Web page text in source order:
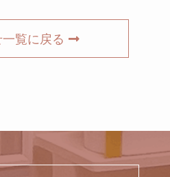
覧に戻る